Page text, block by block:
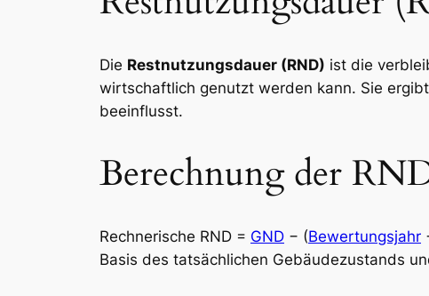
Die Restnutzungsdauer (RND) ist die
wirtschaftlich genutzt werden kann. Sie
beeinflusst.
Berechnung der
Rechnerische RND = GND − (Bewertungsjahr
Basis des tatsächlichen Gebäudezustands